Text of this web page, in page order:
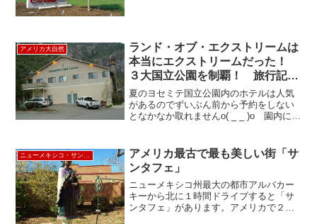
アメリカ大自然
ランド・オブ・エクストリームは
本当にエクストリームだった！
３大国立公園を制覇！ 旅行記そ
の⑦
夏のヨセミテ国立公園内のホテルは人気
があるのでずいぶん前から予約をしない
となかなか取れませんo( _ _ )o 園内にホ
るヨセミテビューロッジがお勧めです。
このホテル、...
アメリカ最古で最も美しい街「サ
ンタフェ」
ニューメキシコ州最大の都市アルバカー
キーから北に１時間ドライブすると「サ
ンタフェ」があります。アメリカで２番